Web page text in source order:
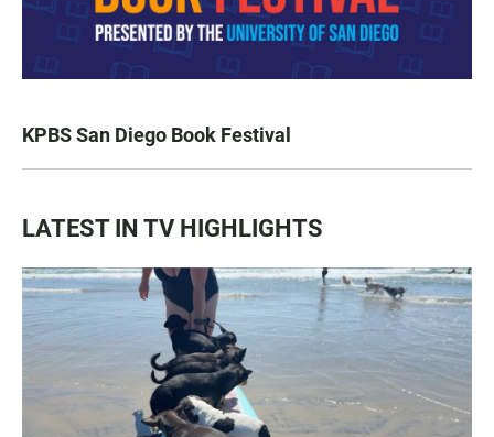
KPBS San Diego Book Festival
LATEST IN TV HIGHLIGHTS